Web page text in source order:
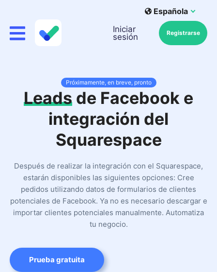
Española
Iniciar
sesión
Registrarse
Próximamente, en breve, pronto
Leads de Facebook e
integración del
Squarespace
Después de realizar la integración con el Squarespace,
estarán disponibles las siguientes opciones: Cree
pedidos utilizando datos de formularios de clientes
potenciales de Facebook. Ya no es necesario descargar e
importar clientes potenciales manualmente. Automatiza
tu negocio.
Prueba gratuita